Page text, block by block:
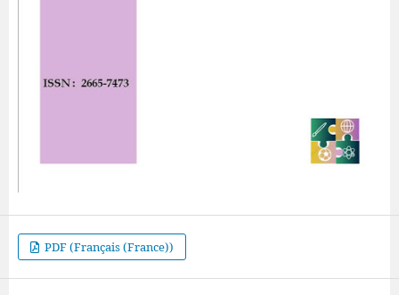
PDF (Français (France))